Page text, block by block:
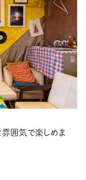
雰囲気で楽しめま